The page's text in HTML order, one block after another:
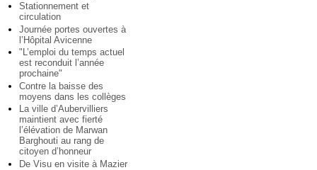
Stationnement et
circulation
Journée portes ouvertes à
l’Hôpital Avicenne
"L’emploi du temps actuel
est reconduit l’année
prochaine"
Contre la baisse des
moyens dans les collèges
La ville d’Aubervilliers
maintient avec fierté
l’élévation de Marwan
Barghouti au rang de
citoyen d’honneur
De Visu en visite à Mazier